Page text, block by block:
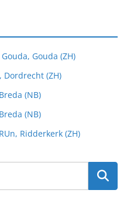
Gouda (ZH)
Dordrecht (ZH)
(NB)
(NB)
Ridderkerk (ZH)